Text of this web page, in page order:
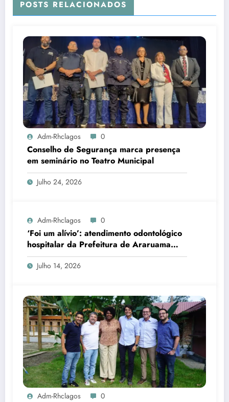
POSTS RELACIONADOS
Adm-Rhclagos 0
Conselho de Segurança marca presença
em seminário no Teatro Municipal
Julho 24, 2026
Adm-Rhclagos 0
‘Foi um alívio’: atendimento odontológico
hospitalar da Prefeitura de Araruama
transforma rotina de famílias atípicas
Julho 14, 2026
Adm-Rhclagos 0